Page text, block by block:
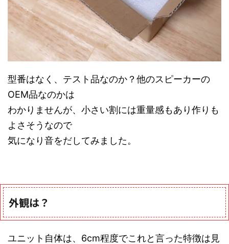
型番はなく、テスト品なのか？他のスピーカーの
OEM品なのかは
わかりませんが、小さい割には重量感もあり作りも
よさそうなので
気になり音をだしてみました。
外観は？
ユニット自体は、6cm程度でこれと言った特徴は見